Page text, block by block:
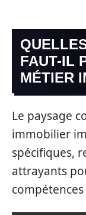
FAUT-IL
MÉTIER
Le paysage
immobilier
spécifiques,
attrayants